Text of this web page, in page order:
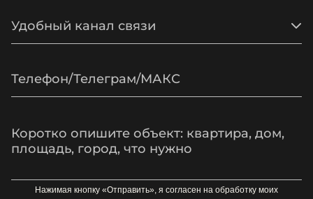
Удобный канал связи
Нажимая кнопку «Отправить», я согласен на обработку моих